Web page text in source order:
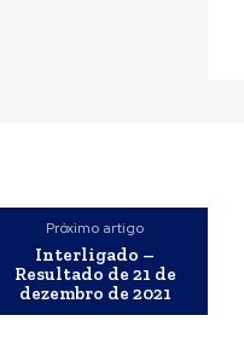
Próximo artigo
Interligado –
Resultado de 21 de
dezembro de 2021